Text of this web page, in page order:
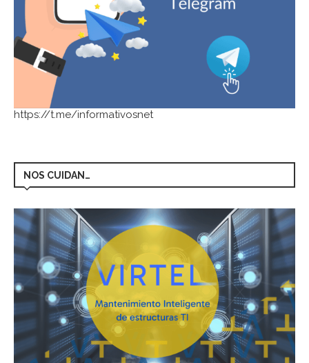
https://t.me/informativosnet
NOS CUIDAN…